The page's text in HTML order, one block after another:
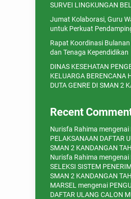
SURVEI LINGKUNGAN
Jumat Kolaborasi, Guru
untuk Perkuat
Rapat Koordinasi
dan Tenaga Kependidikan
DINAS KESEHATAN
KELUARGA BERENCANA
DUTA GENRE DI SMAN 2
Recent
Nurisfa Rahima mengenai
PELAKSANAAN DAFTAR
SMAN 2 KANDANGAN
Nurisfa Rahima mengenai
SELEKSI SISTEM
SMAN 2 KANDANGAN
MARSEL mengenai
DAFTAR ULANG CALON